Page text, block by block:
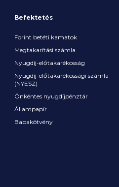
Befektetés
Forint betéti kamatok
Megtakarítási számla
Nyugdíj-előtakarékosság
Nyugdíj-előtakarékossági számla
(NYESZ)
Önkéntes nyugdíjpénztár
Állampapír
Babakötvény